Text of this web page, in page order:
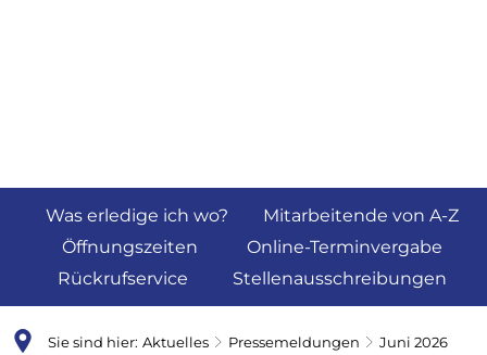
Was erledige ich wo?
Mitarbeitende von A-Z
Öffnungszeiten
Online-Terminvergabe
Rückrufservice
Stellenausschreibungen
Sie sind hier: Aktuelles Pressemeldungen
Juni 2026